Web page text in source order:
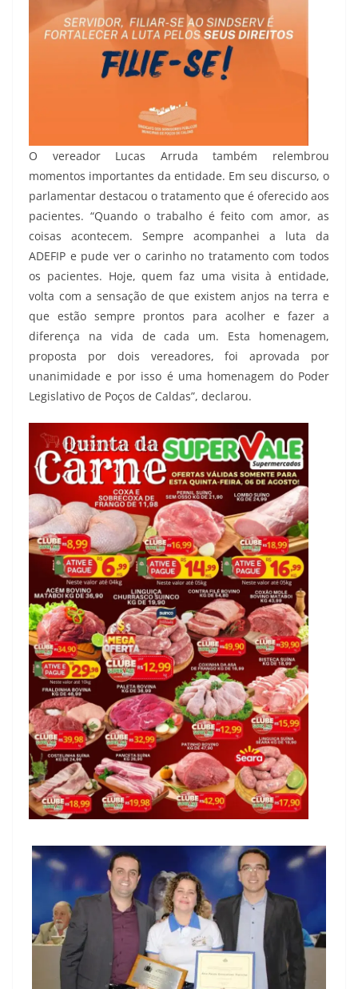
O vereador Lucas Arruda também relembrou
momentos importantes da entidade. Em seu discurso, o
parlamentar destacou o tratamento que é oferecido aos
pacientes. “Quando o trabalho é feito com amor, as
coisas acontecem. Sempre acompanhei a luta da
ADEFIP e pude ver o carinho no tratamento com todos
os pacientes. Hoje, quem faz uma visita à entidade,
volta com a sensação de que existem anjos na terra e
que estão sempre prontos para acolher e fazer a
diferença na vida de cada um. Esta homenagem,
proposta por dois vereadores, foi aprovada por
unanimidade e por isso é uma homenagem do Poder
Legislativo de Poços de Caldas”, declarou.